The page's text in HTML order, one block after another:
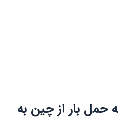
حمل بار از چین به